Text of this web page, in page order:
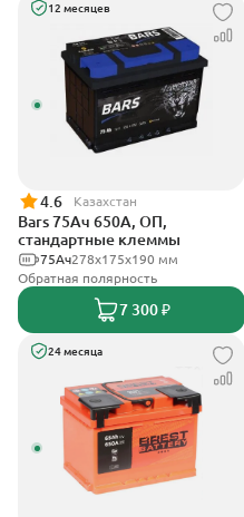
12 месяцев
4.6 Казахстан
Bars 75Ач 650А, ОП,
стандартные клеммы
278х175х190 мм
75Ач
Обратная полярность
7 300 ₽
24 месяца